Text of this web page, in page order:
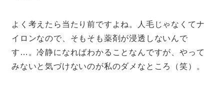
よく考えたら当たり前ですよね。人毛じゃなくてナ
イロンなので、そもそも薬剤が浸透しないんで
す…。冷静になればわかることなんですが、やって
みないと気づけないのが私のダメなところ（笑）。